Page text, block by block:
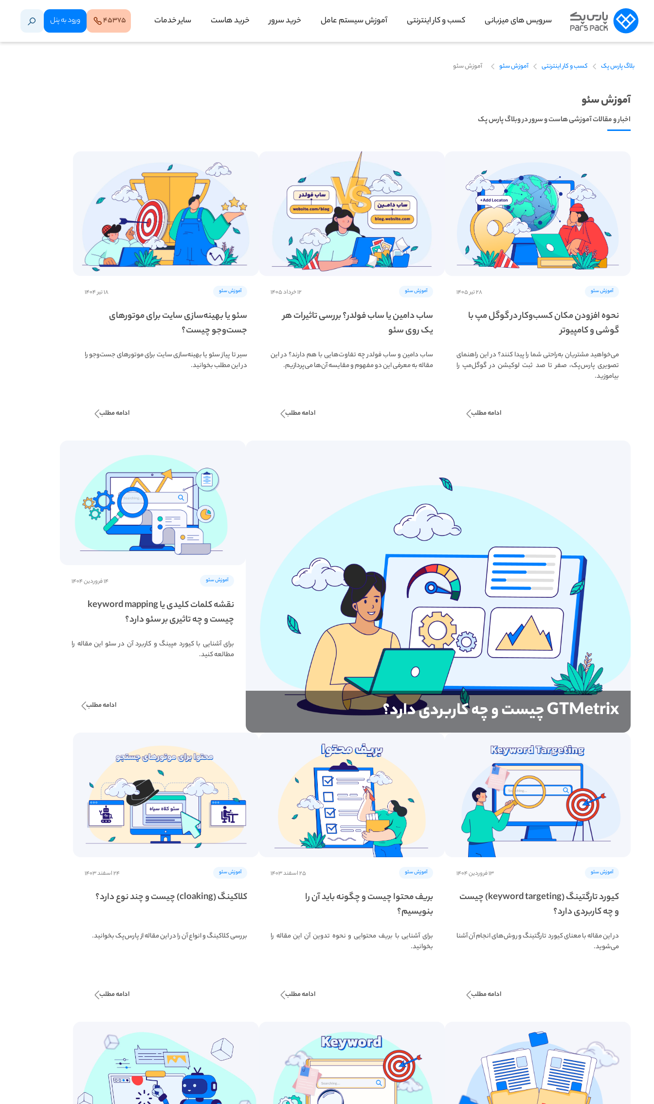
سرویس های میزبانی کسب و کار اینترنتی آموزش سیستم عامل خرید سرور خرید هاست سایر خدمات ۴۵۳۷۵ ورود‌ به‌ پنل
بلاگ پارس پک کسب و کار اینترنتی آموزش سئو آموزش سئو
آموزش سئو
اخبار و مقالات آموزشی هاست و سرور در وبلاگ پارس پک
آموزش سئو ۲۸ تیر ۱۴۰۵
نحوه افزودن مکان کسب­‌و­کار در گوگل مپ با
گوشی و کامپیوتر
می‌خواهید مشتریان به‌راحتی شما را پیدا کنند؟ در این راهنمای
تصویری پارس‌پک، صفر تا صد ثبت لوکیشن در گوگل‌مپ را
بیاموزید.
ادامه مطلب
آموزش سئو ۱۲ خرداد ۱۴۰۵
ساب دامین یا ساب فولدر؟ بررسی تاثیرات هر
یک روی سئو
ساب دامین و ساب فولدر چه تفاوت‌هایی با هم دارند؟ در این
مقاله به معرفی این دو مفهوم و مقایسه آن‌ها می‌پردازیم.
ادامه مطلب
آموزش سئو ۱۸ تیر ۱۴۰۴
سئو یا بهینه‌سازی سایت برای موتورهای
جست‌وجو چیست؟
سیر تا پیاز سئو یا بهینه‌سازی سایت برای موتورهای جست‌وجو را
در این مطلب بخوانید.
ادامه مطلب
GTMetrix چیست و چه کاربردی دارد؟
آموزش سئو ۱۴ فروردین ۱۴۰۴
نقشه کلمات کلیدی یا keyword mapping
چیست و چه تاثیری بر سئو دارد؟
برای آشنایی با کیورد مپینگ و کاربرد آن در سئو این مقاله را
مطالعه کنید.
ادامه مطلب
آموزش سئو ۱۳ فروردین ۱۴۰۴
کیورد تارگتینگ (keyword targeting) چیست
و چه کاربردی دارد؟
در این مقاله با معنای کیورد تارگتینگ و روش‌های انجام آن آشنا
می‌شوید.
ادامه مطلب
آموزش سئو ۲۵ اسفند ۱۴۰۳
بریف محتوا چیست و چگونه باید آن را
بنویسیم؟
برای آشنایی با بریف محتوایی و نحوه تدوین آن این مقاله را
بخوانید.
ادامه مطلب
آموزش سئو ۲۴ اسفند ۱۴۰۳
کلاکینگ (cloaking) چیست و چند نوع دارد؟
بررسی کلاکینگ و انواع آن را در این مقاله از پارس‌پک بخوانید.
ادامه مطلب